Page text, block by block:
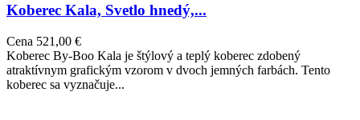
Koberec Kala, Svetlo hnedý,...
Cena 521,00 €
Koberec By-Boo Kala je štýlový a teplý koberec zdobený
atraktívnym grafickým vzorom v dvoch jemných farbách. Tento
koberec sa vyznačuje...